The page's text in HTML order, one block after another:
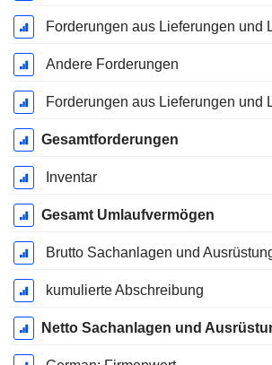
Andere Forderungen
Forderungen aus Lieferungen und
Gesamtforderungen
Inventar
Gesamt Umlaufvermögen
Brutto Sachanlagen und
kumulierte Abschreibung
Netto Sachanlagen und